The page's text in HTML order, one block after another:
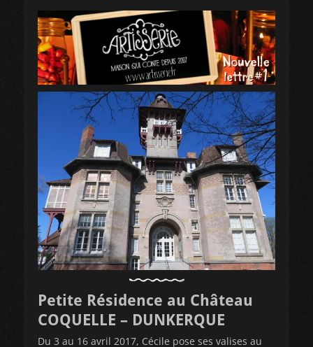
Petite Résidence au Château
COQUELLE – DUNKERQUE
Du 3 au 16 avril 2017, Cécile pose ses valises au